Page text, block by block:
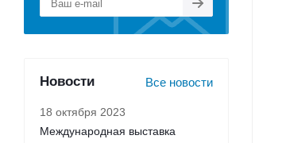
Новости Все новости
18 октября 2023
Международная выставка